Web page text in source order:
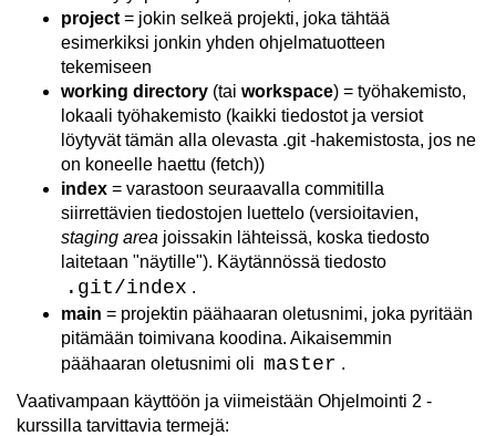
project= jokin selkeä projekti, joka tähtää
esimerkiksi jonkin yhden ohjelmatuotteen
tekemiseen
working directory(tai workspace) = työhakemisto,
lokaali työhakemisto (kaikki tiedostot ja versiot
löytyvät tämän alla olevasta .git -hakemistosta, jos ne
on koneelle haettu (fetch))
index= varastoon seuraavalla commitilla
siirrettävien tiedostojen luettelo (versioitavien,
staging area joissakin lähteissä, koska tiedosto
laitetaan "näytille"). Käytännössä tiedosto
.git/index .
main = projektin päähaaran oletusnimi, joka pyritään
pitämään toimivana koodina. Aikaisemmin
päähaaran oletusnimi oli master .
Vaativampaan käyttöön ja viimeistään Ohjelmointi 2 -
kurssilla tarvittavia termejä: